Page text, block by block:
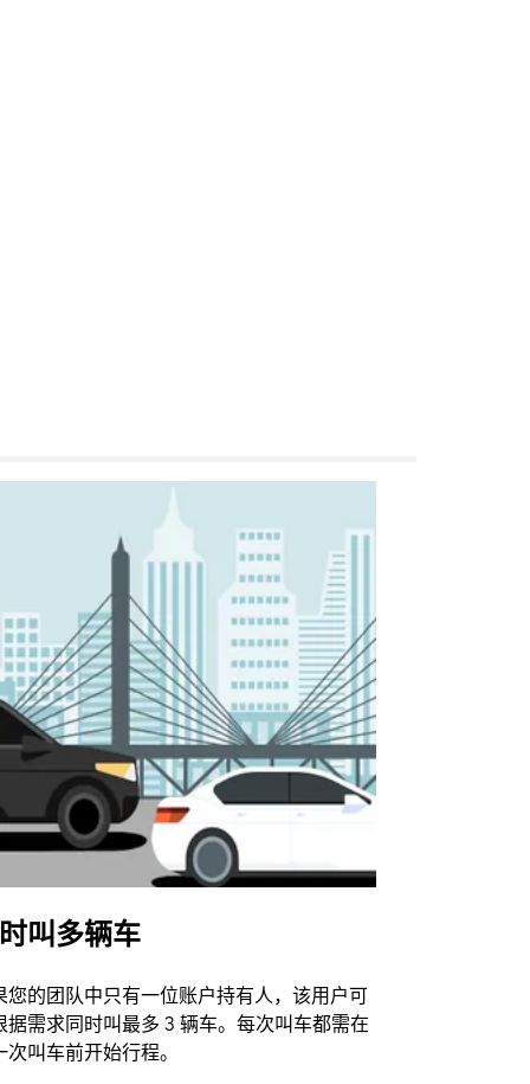
叫多辆车
您的团队中只有一位账户持有人，该用户可
据需求同时叫最多 3 辆车。每次叫车都需在
次叫车前开始行程。